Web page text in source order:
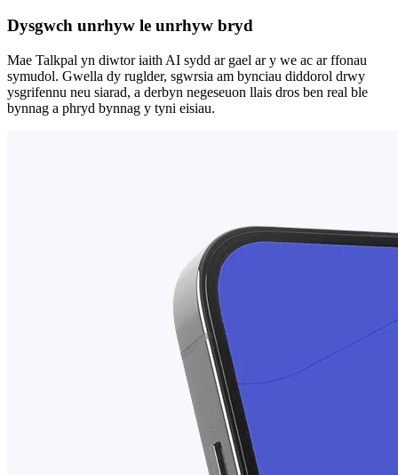
Dysgwch unrhyw le unrhyw bryd
Mae Talkpal yn diwtor iaith AI sydd ar gael ar y we ac ar ffonau
symudol. Gwella dy ruglder, sgwrsia am bynciau diddorol drwy
ysgrifennu neu siarad, a derbyn negeseuon llais dros ben real ble
bynnag a phryd bynnag y tyni eisiau.